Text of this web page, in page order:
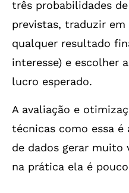
três probabilidades
previstas, traduzir em
qualquer resultado
interesse) e escolher
lucro esperado.
A avaliação e
técnicas como essa é
de dados gerar muito
na prática ela é